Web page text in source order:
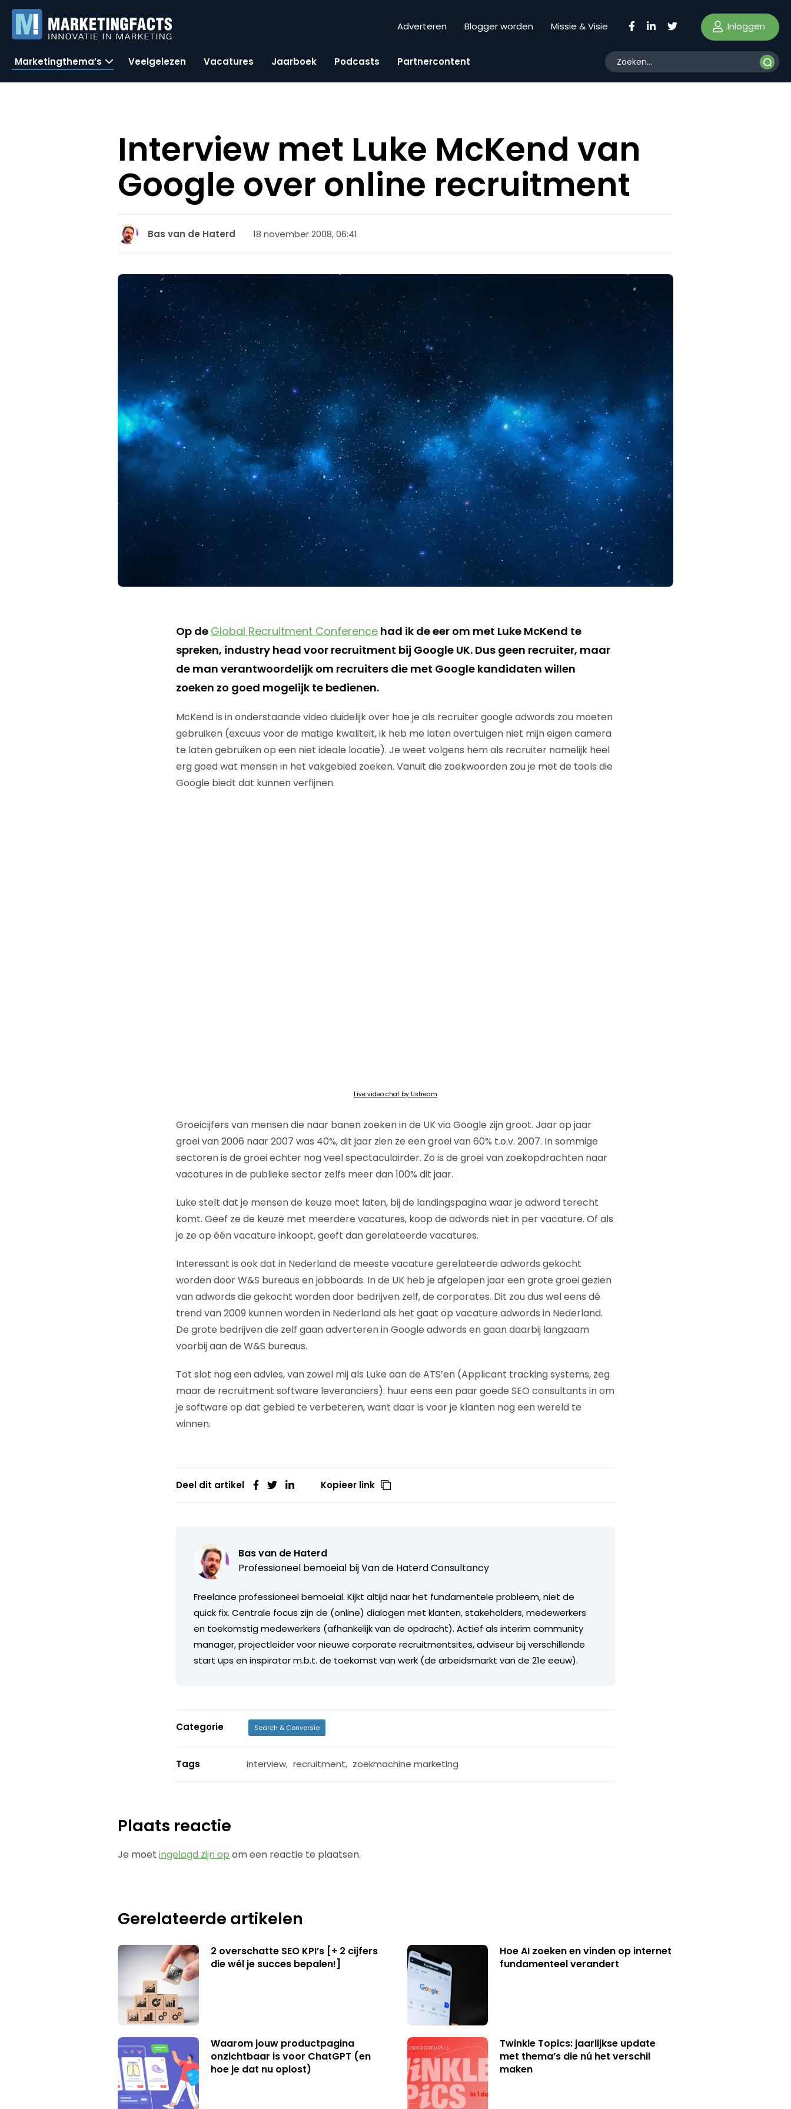
Adverteren Blogger worden Missie & Visie Inloggen
Marketingthema’s Veelgelezen Vacatures Jaarboek Podcasts Partnercontent
Interview met Luke McKend van
Google over online recruitment
Bas van de Haterd 18 november 2008, 06:41
Op de Global Recruitment Conferencehad ik de eer om met Luke McKend te
spreken, industry head voor recruitment bij Google UK. Dus geen recruiter, maar
de man verantwoordelijk om recruiters die met Google kandidaten willen
zoeken zo goed mogelijk te bedienen.
McKend is in onderstaande video duidelijk over hoe je als recruiter google adwords zou moeten
gebruiken (excuus voor de matige kwaliteit, ik heb me laten overtuigen niet mijn eigen camera
te laten gebruiken op een niet ideale locatie). Je weet volgens hem als recruiter namelijk heel
erg goed wat mensen in het vakgebied zoeken. Vanuit die zoekwoorden zou je met de tools die
Google biedt dat kunnen verfijnen.
Live video chat by Ustream
Groeicijfers van mensen die naar banen zoeken in de UK via Google zijn groot. Jaar op jaar
groei van 2006 naar 2007 was 40%, dit jaar zien ze een groei van 60% t.o.v. 2007. In sommige
sectoren is de groei echter nog veel spectaculairder. Zo is de groei van zoekopdrachten naar
vacatures in de publieke sector zelfs meer dan 100% dit jaar.
Luke stelt dat je mensen de keuze moet laten, bij de landingspagina waar je adword terecht
komt. Geef ze de keuze met meerdere vacatures, koop de adwords niet in per vacature. Of als
je ze op één vacature inkoopt, geeft dan gerelateerde vacatures.
Interessant is ook dat in Nederland de meeste vacature gerelateerde adwords gekocht
worden door W&S bureaus en jobboards. In de UK heb je afgelopen jaar een grote groei gezien
van adwords die gekocht worden door bedrijven zelf, de corporates. Dit zou dus wel eens dé
trend van 2009 kunnen worden in Nederland als het gaat op vacature adwords in Nederland.
De grote bedrijven die zelf gaan adverteren in Google adwords en gaan daarbij langzaam
voorbij aan de W&S bureaus.
Tot slot nog een advies, van zowel mij als Luke aan de ATS’en (Applicant tracking systems, zeg
maar de recruitment software leveranciers): huur eens een paar goede SEO consultants in om
je software op dat gebied te verbeteren, want daar is voor je klanten nog een wereld te
winnen.
Deel dit artikel Kopieer link
Bas van de Haterd
Professioneel bemoeial bijVan de Haterd Consultancy
Freelance professioneel bemoeial. Kijkt altijd naar het fundamentele probleem, niet de
quick fix. Centrale focus zijn de (online) dialogen met klanten, stakeholders, medewerkers
en toekomstig medewerkers (afhankelijk van de opdracht). Actief als interim community
manager, projectleider voor nieuwe corporate recruitmentsites, adviseur bij verschillende
start ups en inspirator m.b.t. de toekomst van werk (de arbeidsmarkt van de 21e eeuw).
Categorie Search & Conversie
Tags interview, recruitment, zoekmachine marketing
Plaats reactie
Je moetingelogd zijn op om een reactie te plaatsen.
Gerelateerde artikelen
2 overschatte SEO KPI’s [+ 2 cijfers
die wél je succes bepalen!]
Hoe AI zoeken en vinden op internet
fundamenteel verandert
Waarom jouw productpagina
onzichtbaar is voor ChatGPT (en
hoe je dat nu oplost)
Twinkle Topics: jaarlijkse update
met thema’s die nú het verschil
maken